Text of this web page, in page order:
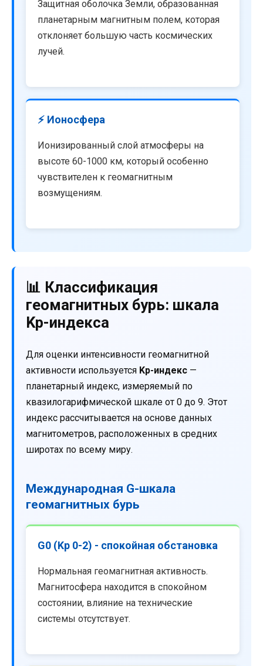
Защитная оболочка Земли, образованная
планетарным магнитным полем, которая
отклоняет большую часть космических
лучей.
⚡ Ионосфера
Ионизированный слой атмосферы на
высоте 60-1000 км, который особенно
чувствителен к геомагнитным
возмущениям.
📊 Классификация
геомагнитных бурь: шкала
Kp-индекса
Для оценки интенсивности геомагнитной
активности используется Kp-индекс —
планетарный индекс, измеряемый по
квазилогарифмической шкале от 0 до 9. Этот
индекс рассчитывается на основе данных
магнитометров, расположенных в средних
широтах по всему миру.
Международная G-шкала
геомагнитных бурь
G0 (Kp 0-2) - спокойная обстановка
Нормальная геомагнитная активность.
Магнитосфера находится в спокойном
состоянии, влияние на технические
системы отсутствует.